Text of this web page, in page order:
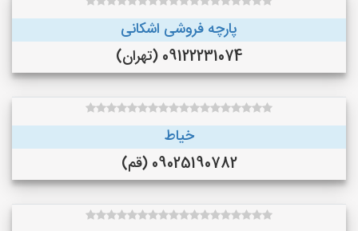
پارچه فروشی اشکانی
09122231074 (تهران)
خیاط
09025190782 (قم)